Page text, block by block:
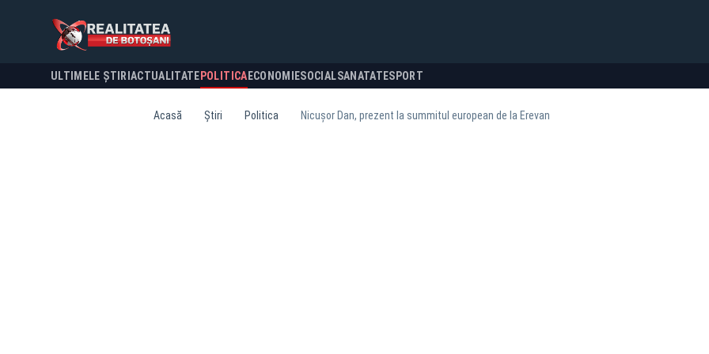
ULTIMELE ȘTIRI ACTUALITATE POLITICA ECONOMIESOCIALSANATATESPORT
Acasă Știri Politica Nicușor Dan, prezent la summitul european de la Erevan